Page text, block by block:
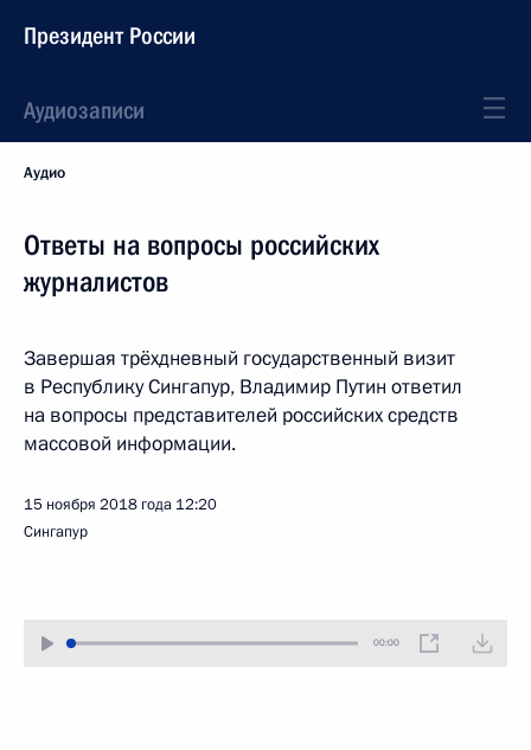
Президент России
Аудиозаписи
Аудио
Ответы на вопросы российских
журналистов
Завершая трёхдневный государственный визит
в Республику Сингапур, Владимир Путин ответил
на вопросы представителей российских средств
массовой информации.
15 ноября 2018 года 12:20
Сингапур
00:00